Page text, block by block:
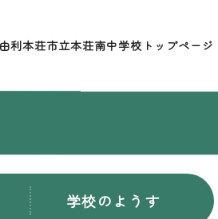
由利本荘市立本荘南中学校トップページ
学校のようす